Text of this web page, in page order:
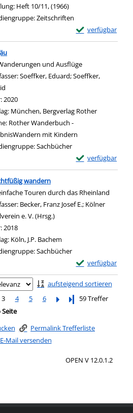
Heft 10/11, (1966)
Zeitschriften
verfügbar
Exemplar-Details
Zum Download
und Ausflüge
Soeffker, Eduard;Soeffker,
2020
München, Bergverlag Rother
Rother Wanderbuch -
mit Kindern
Sachbücher
verfügbar
Exemplar-Details
Zum Download
wandern
Touren durch das Rheinland
Becker, Franz Josef E.; Kölner
e. V. (Hrsg.)
2018
Köln, J.P. Bachem
Sachbücher
verfügbar
Exemplar-
Zum Download
aufsteigend sortieren
3 4 5 6 Letzte Seite
59 Treffer
Permalink Trefferliste
Mail versenden
OPEN V 12.0.1.2